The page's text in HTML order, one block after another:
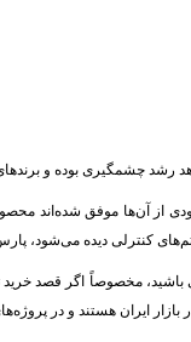
رشد چشمگیری بوده و
از آن‌ها موفق شده‌اند
کنترلی دیده می‌شود،
باشید، مخصوصاً اگر قصد
ایران هستند و در